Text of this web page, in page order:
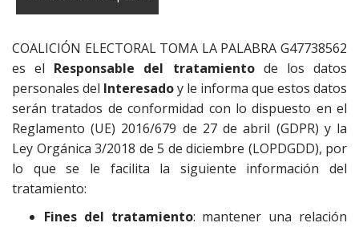
COALICIÓN ELECTORAL TOMA LA PALABRA G47738562
es el Responsable del tratamientode los datos
personales del Interesadoy le informa que estos datos
serán tratados de conformidad con lo dispuesto en el
Reglamento (UE) 2016/679 de 27 de abril (GDPR) y la
Ley Orgánica 3/2018 de 5 de diciembre (LOPDGDD), por
lo que se le facilita la siguiente información del
tratamiento:
Fines del tratamiento: mantener una relación